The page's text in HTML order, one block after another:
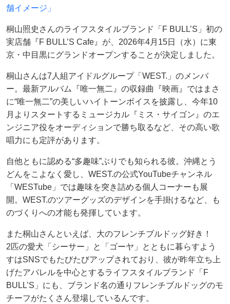
舗イメージ」
桐山照史さんのライフスタイルブランド「F BULL’S」初の
実店舗『F BULL’S Cafe』が、2026年4月15日（水）に東
京・中目黒にグランドオープンすることが決定しました。
桐山さんは7人組アイドルグループ「WEST.」のメンバ
ー。最新アルバム『唯一無二』の収録曲『映画』ではまさ
に“唯一無二”の美しいハイトーンボイスを披露し、今年10
月よりスタートするミュージカル『ミス・サイゴン』のエ
ンジニア役をオーディションで勝ち取るなど、その高い歌
唱力にも定評があります。
自他ともに認める“多趣味”ぶりでも知られる彼。沖縄とう
どんをこよなく愛し、WEST.の公式YouTubeチャンネル
「WESTube」では趣味を突き詰める個人コーナーも展
開。WEST.のツアーグッズのデザインを手掛けるなど、も
のづくりへの才能も発揮しています。
また桐山さんといえば、大のフレンチブルドッグ好き！
2匹の愛犬「シーサー」と「ゴーヤ」とともに暮らすよう
すはSNSでもたびたびアップされており、彼が昨年立ち上
げたアパレルを中心とするライフスタイルブランド「F
BULL’S」にも、ブランド名の通りフレンチブルドッグのモ
チーフがたくさん登場しているんです。